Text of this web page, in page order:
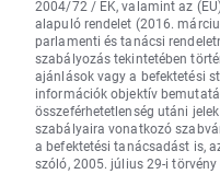
2004/72 / EK, valamint az
alapuló rendelet (2016.
parlamenti és tanácsi
szabályozás tekintetében
ajánlások vagy a befektetési
információk objektív
összeférhetetlenség utáni
szabályaira vonatkozó
a befektetési tanácsadást is,
szóló, 2005. július 29-i